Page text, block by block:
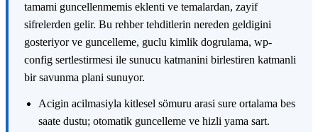
tamami guncellenmemis eklenti ve temalardan, zayif
sifrelerden gelir. Bu rehber tehditlerin nereden geldigini
gosteriyor ve guncelleme, guclu kimlik dogrulama, wp-
config sertlestirmesi ile sunucu katmanini birlestiren katmanli
bir savunma plani sunuyor.
Acigin acilmasiyla kitlesel sömuru arasi sure ortalama bes
saate dustu; otomatik guncelleme ve hizli yama sart.